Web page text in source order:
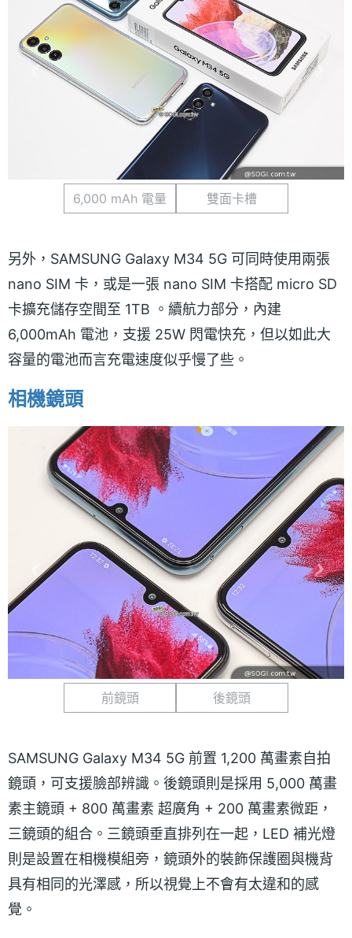
6,000 mAh 電量 雙面卡槽
另外，SAMSUNG Galaxy M34 5G 可同時使用兩張
nano SIM 卡，或是一張 nano SIM 卡搭配 micro SD
卡擴充儲存空間至 1TB 。續航力部分，內建
6,000mAh 電池，支援 25W 閃電快充，但以如此大
容量的電池而言充電速度似乎慢了些。
相機鏡頭
前鏡頭 後鏡頭
SAMSUNG Galaxy M34 5G 前置 1,200 萬畫素自拍
鏡頭，可支援臉部辨識。後鏡頭則是採用 5,000 萬畫
素主鏡頭 + 800 萬畫素 超廣角 + 200 萬畫素微距，
三鏡頭的組合。三鏡頭垂直排列在一起，LED 補光燈
則是設置在相機模組旁，鏡頭外的裝飾保護圈與機背
具有相同的光澤感，所以視覺上不會有太違和的感
覺。